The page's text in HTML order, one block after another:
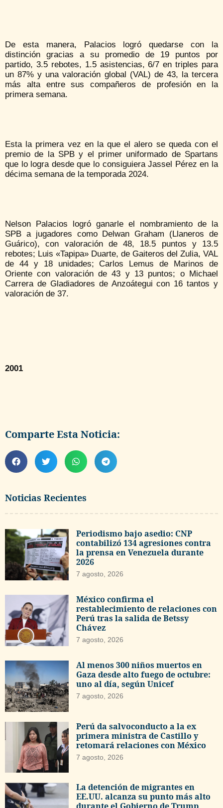
Noticias Recientes
Periodismo bajo asedio: CNP
contabilizó 134 agresiones contra
la prensa en Venezuela durante
2026
7 agosto, 2026
México confirma el
restablecimiento de relaciones con
Perú tras la salida de Betssy
Chávez
7 agosto, 2026
Al menos 300 niños muertos en
Gaza desde alto fuego de octubre:
uno al día, según Unicef
7 agosto, 2026
Perú da salvoconducto a la ex
primera ministra de Castillo y
retomará relaciones con México
7 agosto, 2026
La detención de migrantes en
EE.UU. alcanza su punto más alto
De esta manera, Palacios logró quedarse con la
distinción gracias a su promedio de 19 puntos por
partido, 3.5 rebotes, 1.5 asistencias, 6/7 en triples para
un 87% y una valoración global (VAL) de 43, la tercera
más alta entre sus compañeros de profesión en la
primera semana.
Esta la primera vez en la que el alero se queda con el
premio de la SPB y el primer uniformado de Spartans
que lo logra desde que lo consiguiera Jassel Pérez en la
décima semana de la temporada 2024.
Nelson Palacios logró ganarle el nombramiento de la
SPB a jugadores como Delwan Graham (Llaneros de
Guárico), con valoración de 48, 18.5 puntos y 13.5
rebotes; Luis «Tapipa» Duarte, de Gaiteros del Zulia, VAL
de 44 y 18 unidades; Carlos Lemus de Marinos de
Oriente con valoración de 43 y 13 puntos; o Michael
Carrera de Gladiadores de Anzoátegui con 16 tantos y
valoración de 37.
2001
Comparte Esta Noticia: